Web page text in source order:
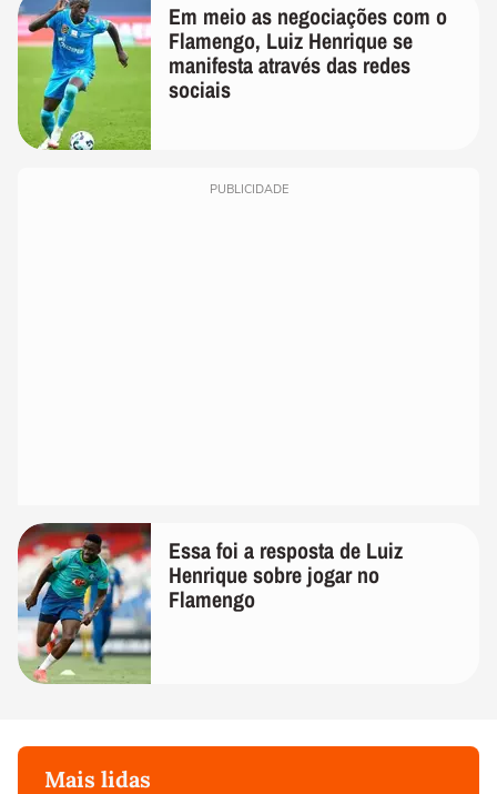
Em meio as negociações com o
Flamengo, Luiz Henrique se
manifesta através das redes
sociais
PUBLICIDADE
Essa foi a resposta de Luiz
Henrique sobre jogar no
Flamengo
Mais lidas